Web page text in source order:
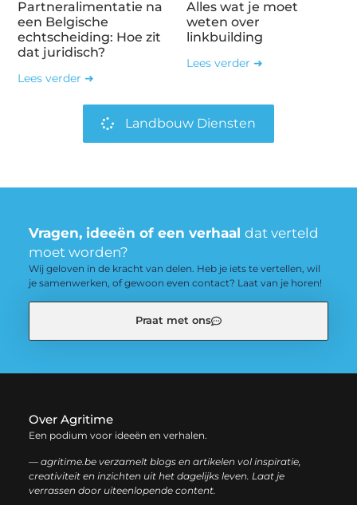
Partneralimentatie na
een Belgische
echtscheiding: Hoe zit
dat juridisch?
Lees verder ➜
Alles wat je moet
weten over
linkbuilding
Lees verder ➜
Landbouw Diensten
Vragen, ideeën of een verhaal dat verteld
moet worden?
Wij geloven in de kracht van delen. Heb je iets te vertellen, wil
je samenwerken, of gewoon even contact? Laat van je horen!
Praat met ons
Over Agritime
Een podium voor ideeën en verhalen.
— agritime.be verzamelt blogs en artikelen vol inspiratie,
creativiteit en inzichten uit het dagelijks leven. Laat je
verrassen door uiteenlopende content.